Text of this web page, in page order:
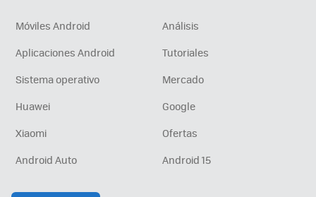
Móviles Android
Análisis
Aplicaciones Android
Tutoriales
Sistema operativo
Mercado
Huawei
Google
Xiaomi
Ofertas
Android Auto
Android 15